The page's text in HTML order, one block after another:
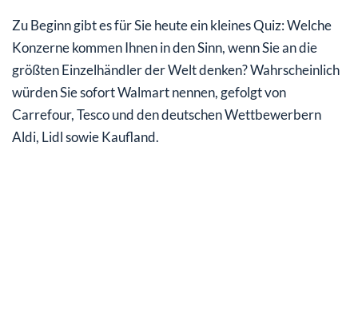
Die Zukunft ist online
Stark umkämpfter Markt
Mein Fazit für Sie
Zu Beginn gibt es für Sie heute ein kleines Quiz: Welche
Konzerne kommen Ihnen in den Sinn, wenn Sie an die
größten Einzelhändler der Welt denken? Wahrscheinlich
würden Sie sofort Walmart nennen, gefolgt von
Carrefour, Tesco und den deutschen Wettbewerbern
Aldi, Lidl sowie Kaufland.